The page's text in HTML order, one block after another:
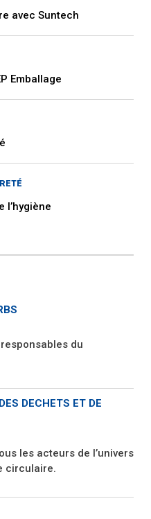
avec Suntech
Emballage
l’hygiène
du
DECHETS ET DE
les acteurs de l’univers
circulaire.